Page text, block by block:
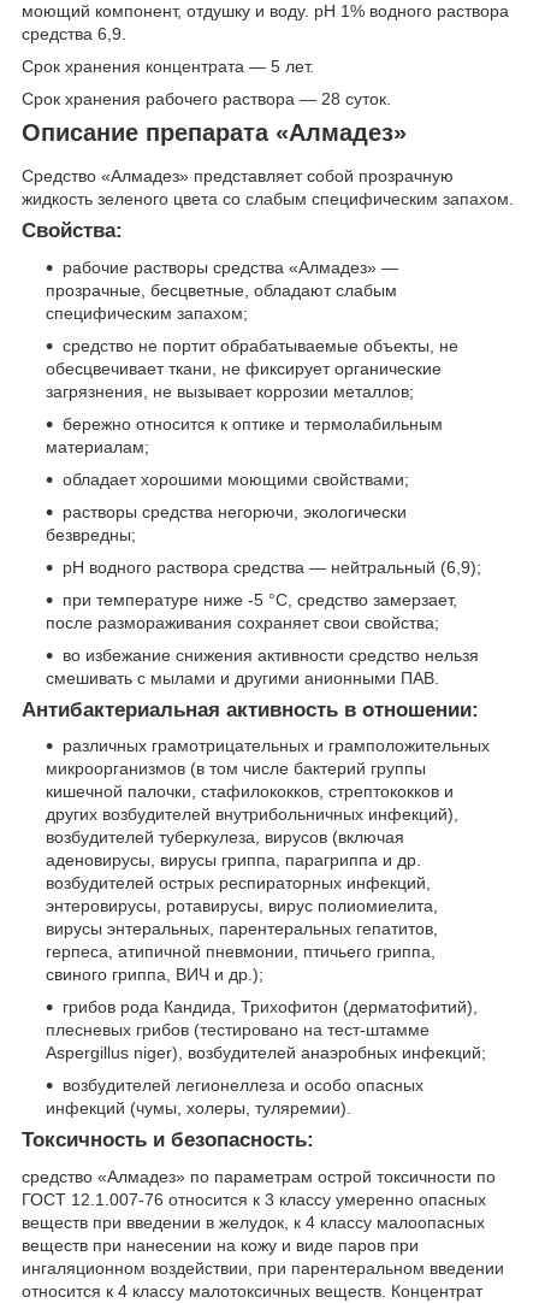
моющий компонент, отдушку и воду. рН 1% водного раствора
средства 6,9.
Срок хранения концентрата — 5 лет.
Срок хранения рабочего раствора — 28 суток.
Описание препарата «Алмадез»
Cредство «Алмадез» представляет собой прозрачную
жидкость зеленого цвета со слабым специфическим запахом.
Свойства:
рабочие растворы средства «Алмадез» —
прозрачные, бесцветные, обладают слабым
специфическим запахом;
средство не портит обрабатываемые объекты, не
обесцвечивает ткани, не фиксирует органические
загрязнения, не вызывает коррозии металлов;
бережно относится к оптике и термолабильным
материалам;
обладает хорошими моющими свойствами;
растворы средства негорючи, экологически
безвредны;
pH водного раствора средства — нейтральный (6,9);
при температуре ниже -5 °С, средство замерзает,
после размораживания сохраняет свои свойства;
во избежание снижения активности средство нельзя
смешивать с мылами и другими анионными ПАВ.
Антибактериальная активность в отношении:
различных грамотрицательных и грамположительных
микроорганизмов (в том числе бактерий группы
кишечной палочки, стафилококков, стрептококков и
других возбудителей внутрибольничных инфекций),
возбудителей туберкулеза, вирусов (включая
аденовирусы, вирусы гриппа, парагриппа и др.
возбудителей острых респираторных инфекций,
энтеровирусы, ротавирусы, вирус полиомиелита,
вирусы энтеральных, парентеральных гепатитов,
герпеса, атипичной пневмонии, птичьего гриппа,
свиного гриппа, ВИЧ и др.);
грибов рода Кандида, Трихофитон (дерматофитий),
плесневых грибов (тестировано на тест-штамме
Aspergillus niger), возбудителей анаэробных инфекций;
возбудителей легионеллеза и особо опасных
инфекций (чумы, холеры, туляремии).
Токсичность и безопасность:
средство «Алмадез» по параметрам острой токсичности по
ГОСТ 12.1.007-76 относится к 3 классу умеренно опасных
веществ при введении в желудок, к 4 классу малоопасных
веществ при нанесении на кожу и виде паров при
ингаляционном воздействии, при парентеральном введении
относится к 4 классу малотоксичных веществ. Концентрат